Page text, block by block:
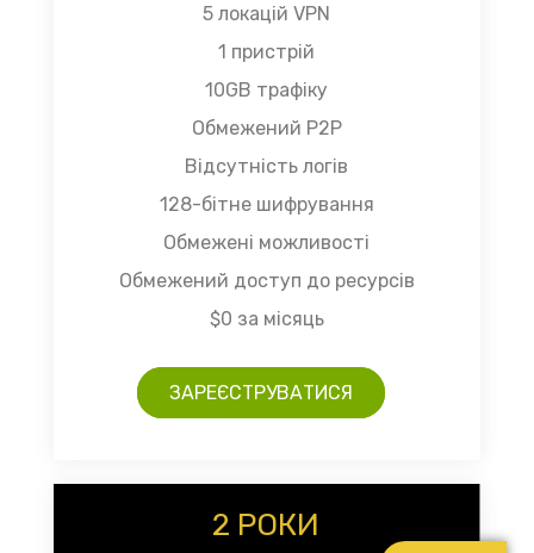
5 локацій VPN
1 пристрій
10GB трафіку
Обмежений P2P
Відсутність логів
128-бітне шифрування
Обмежені можливості
Обмежений доступ до ресурсів
$0 за місяць
ЗАРЕЄСТРУВАТИСЯ
2 РОКИ